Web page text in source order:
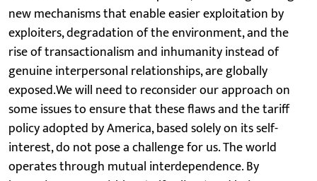
new mechanisms that enable easier exploitation by
exploiters, degradation of the environment, and the
rise of transactionalism and inhumanity instead of
genuine interpersonal relationships, are globally
exposed.We will need to reconsider our approach on
some issues to ensure that these flaws and the tariff
policy adopted by America, based solely on its self-
interest, do not pose a challenge for us. The world
operates through mutual interdependence. By